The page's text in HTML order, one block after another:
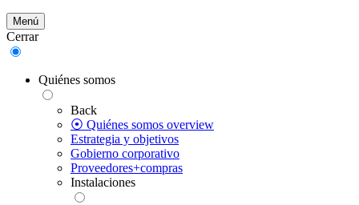
Menú
Cerrar
Quiénes somos
Back
⦿ Quiénes somos overview
Estrategia y objetivos
Gobierno corporativo
Proveedores+compras
Instalaciones